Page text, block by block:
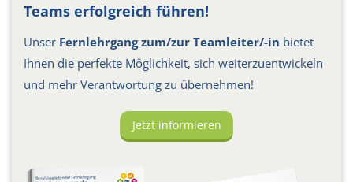
Teams erfolgreich führen!
Unser Fernlehrgang zum/zur Teamleiter/-in bietet
Ihnen die perfekte Möglichkeit, sich weiterzuentwickeln
und mehr Verantwortung zu übernehmen!
Jetzt informieren